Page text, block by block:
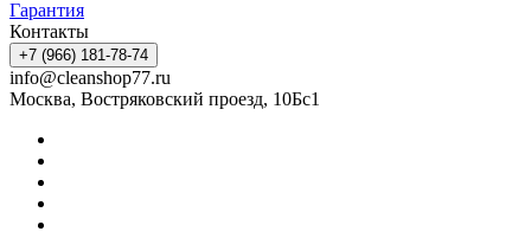
Гарантия
Контакты
+7 (966) 181-78-74
info@cleanshop77.ru
Москва, Востряковский проезд, 10Бс1